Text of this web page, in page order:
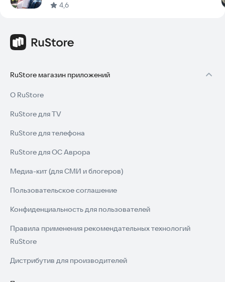
4,6
RuStore магазин приложений
О RuStore
RuStore для TV
RuStore для телефона
RuStore для ОС Аврора
Медиа-кит (для СМИ и блогеров)
Пользовательское соглашение
Конфиденциальность для пользователей
Правила применения рекомендательных технологий
RuStore
Дистрибутив для производителей